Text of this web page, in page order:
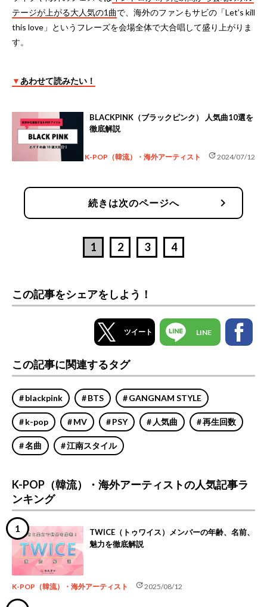
テージが上がる大人気の1曲で、海外のファンもサビの「Let’s kill
this love」というフレーズを会場全体で大合唱して盛り上がりま
す。
▼ あわせて読みたい！
BLACKPINK（ブラックピンク） 人気曲10選を
徹底解説
K-POP（韓流）・海外アーティスト update2024/07/12
続きは次のページへ chevron_right
1 2 3 4
この記事をシェアをしよう！
ツイート LINE
この記事に関連するタグ
blackpink BTS GANGNAM STYLE
k-pop MV PSY 人気曲 再生回数
名曲 江南スタイル
K-POP（韓流）・海外アーティストの人気記事ラ
ンキング
TWICE（トゥワイス）メンバーの年齢、名前、
魅力を徹底解説
K-POP（韓流）・海外アーティスト update2025/08/12